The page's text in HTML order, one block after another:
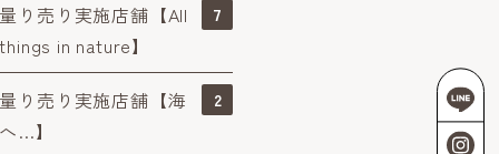
量り売り実施店舗【All
things in nature】
7
量り売り実施店舗【海
へ…】
2